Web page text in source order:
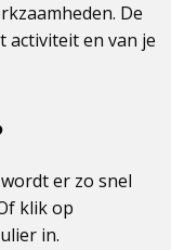
De
en van je
er zo snel
klik op
in.